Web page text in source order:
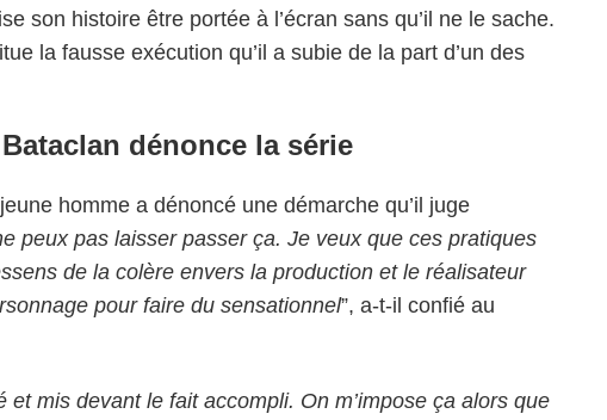
son histoire être portée à l’écran sans qu’il ne le sache.
la fausse exécution qu’il a subie de la part d’un des
dénonce la série
homme a dénoncé une démarche qu’il juge
peux pas laisser passer ça. Je veux que ces pratiques
de la colère envers la production et le réalisateur
pour faire du sensationnel”, a-t-il confié au
et mis devant le fait accompli. On m’impose ça alors que